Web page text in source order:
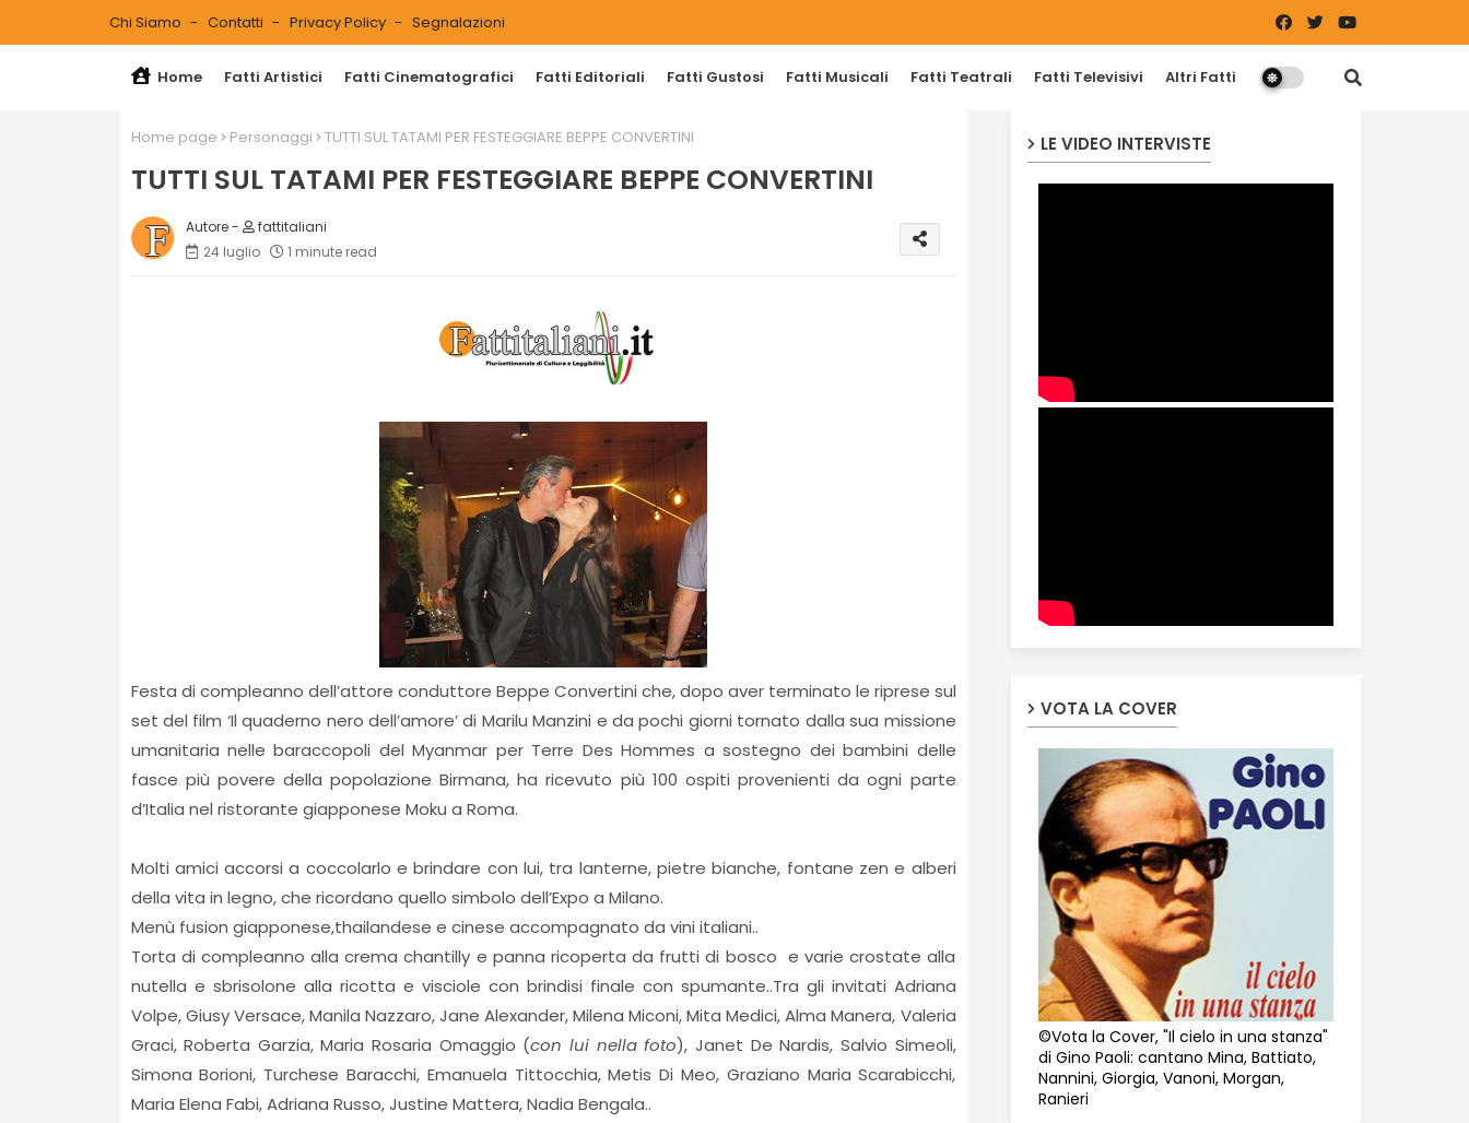
Chi Siamo Contatti Privacy Policy Segnalazioni
Home Fatti Artistici Fatti Cinematografici Fatti Editoriali Fatti Gustosi Fatti Musicali Fatti Teatrali Fatti Televisivi Altri Fatti
Home page Personaggi TUTTI SUL TATAMI PER FESTEGGIARE BEPPE CONVERTINI
TUTTI SUL TATAMI PER FESTEGGIARE BEPPE CONVERTINI
fattitaliani
24 luglio
1 minute read
Festa di compleanno dell’attore conduttore Beppe Convertini che, dopo aver terminato le riprese sul
set del film ‘Il quaderno nero dell’amore’ di Marilu Manzini e da pochi giorni tornato dalla sua missione
umanitaria nelle baraccopoli del Myanmar per Terre Des Hommes a sostegno dei bambini delle
fasce più povere della popolazione Birmana, ha ricevuto più 100 ospiti provenienti da ogni parte
d’Italia nel ristorante giapponese Moku a Roma.
Molti amici accorsi a coccolarlo e brindare con lui, tra lanterne, pietre bianche, fontane zen e alberi
della vita in legno, che ricordano quello simbolo dell’Expo a Milano.
Menù fusion giapponese,thailandese e cinese accompagnato da vini italiani..
Torta di compleanno alla crema chantilly e panna ricoperta da frutti di bosco e varie crostate alla
nutella e sbrisolone alla ricotta e visciole con brindisi finale con spumante..Tra gli invitati Adriana
Volpe, Giusy Versace, Manila Nazzaro, Jane Alexander, Milena Miconi, Mita Medici, Alma Manera, Valeria
Graci, Roberta Garzia, Maria Rosaria Omaggio (con lui nella foto), Janet De Nardis, Salvio Simeoli,
Simona Borioni, Turchese Baracchi, Emanuela Tittocchia, Metis Di Meo, Graziano Maria Scarabicchi,
Maria Elena Fabi, Adriana Russo, Justine Mattera, Nadia Bengala..
LE VIDEO INTERVISTE
VOTA LA COVER
©Vota la Cover, "Il cielo in una stanza"
di Gino Paoli: cantano Mina, Battiato,
Nannini, Giorgia, Vanoni, Morgan,
Ranieri